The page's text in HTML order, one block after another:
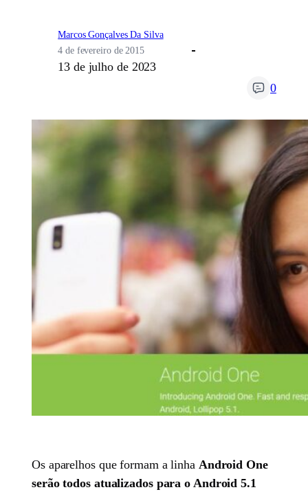
Marcos Gonçalves Da Silva
4 de fevereiro de 2015
13 de julho de 2023
0
Os aparelhos que formam a linha Android One
serão todos atualizados para o Android 5.1